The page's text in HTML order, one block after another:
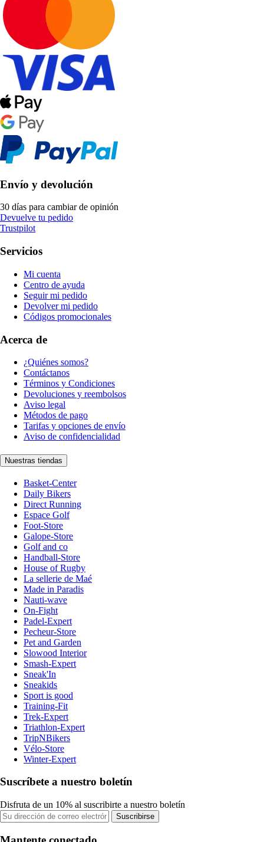
Envío y devolución
30 días para cambiar de opinión
Devuelve tu pedido
Trustpilot
Servicios
Mi cuenta
Centro de ayuda
Seguir mi pedido
Devolver mi pedido
Códigos promocionales
Acerca de
¿Quiénes somos?
Contáctanos
Términos y Condiciones
Devoluciones y reembolsos
Aviso legal
Métodos de pago
Tarifas y opciones de envío
Aviso de confidencialidad
Nuestras tiendas
Basket-Center
Daily Bikers
Direct Running
Espace Golf
Foot-Store
Galope-Store
Golf and co
Handball-Store
House of Rugby
La sellerie de Maé
Made in Paradis
Nauti-wave
On-Fight
Padel-Expert
Pecheur-Store
Pet and Garden
Slowood Interior
Smash-Expert
Sneak'In
Sneakids
Sport is good
Training-Fit
Trek-Expert
Triathlon-Expert
TripNBikers
Vélo-Store
Winter-Expert
Suscríbete a nuestro boletín
Disfruta de un 10% al suscribirte a nuestro boletín
Suscribirse